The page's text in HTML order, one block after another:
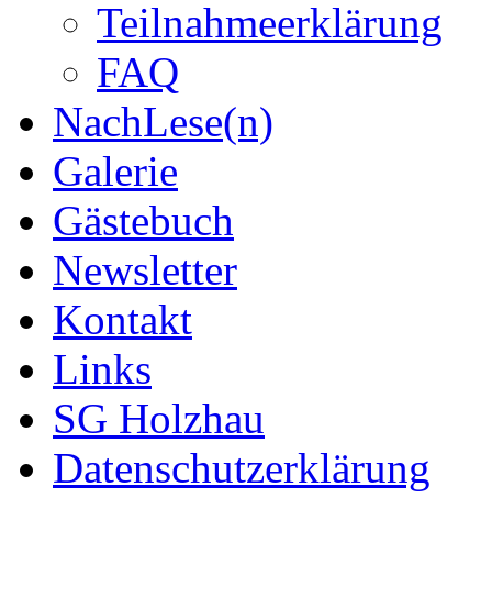
Teilnahmeerklärung
FAQ
NachLese(n)
Galerie
Gästebuch
Newsletter
Kontakt
Links
SG Holzhau
Datenschutzerklärung